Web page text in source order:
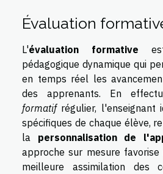
Évaluation
L'évaluation formative
pédagogique dynamique qui
en temps réel les
des apprenants. En
formatifrégulier, l'enseignant
spécifiques de chaque élève,
la personnalisation de
approche sur mesure
meilleure assimilation des